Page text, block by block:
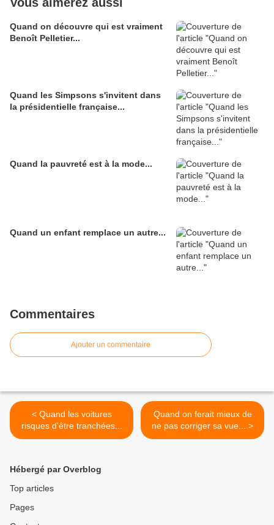
Quand on découvre qui est vraiment
Benoît Pelletier...
Quand les Simpsons s'invitent dans
la présidentielle française...
Quand la pauvreté est à la mode...
Quand un enfant remplace un autre...
Commentaires
Ajouter un commentaire
< Quand les voitures
risques d'être tranchées...
Quand on ferait mieux de
ne pas corriger sa vue... >
Hébergé par Overblog
Top articles
Pages